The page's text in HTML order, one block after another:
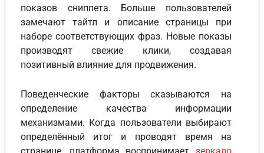
показов сниппета. Больше пользователей
замечают тайтл и описание страницы при
наборе соответствующих фраз. Новые показы
производят свежие клики, создавая
позитивный влияние для продвижения.
Поведенческие факторы сказываются на
определение качества информации
механизмами. Когда пользователи выбирают
определённый итог и проводят время на